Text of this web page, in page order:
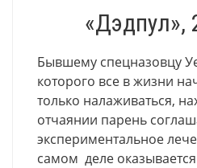
«Дэдпул»,
Бывшему спецназовцу
которого все в жизни
только налаживаться,
отчаянии парень
экспериментальное
самом деле